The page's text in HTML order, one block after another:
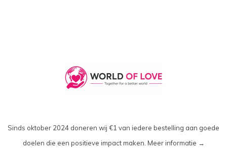
Sinds oktober 2024 doneren wij €1 van iedere bestelling aan goede
doelen die een positieve impact maken. Meer informatie →